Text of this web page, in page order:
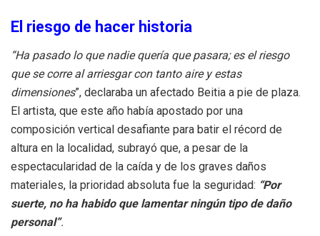
El riesgo de hacer historia
“Ha pasado lo que nadie quería que pasara; es el riesgo
que se corre al arriesgar con tanto aire y estas
dimensiones”, declaraba un afectado Beitia a pie de plaza.
El artista, que este año había apostado por una
composición vertical desafiante para batir el récord de
altura en la localidad, subrayó que, a pesar de la
espectacularidad de la caída y de los graves daños
materiales, la prioridad absoluta fue la seguridad: “Por
suerte, no ha habido que lamentar ningún tipo de daño
personal”.